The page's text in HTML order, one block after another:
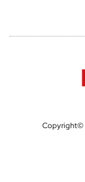
Copyright©